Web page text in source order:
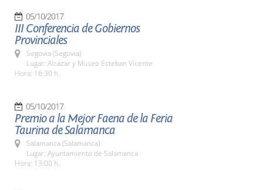
05/10/2017
III Conferencia de Gobiernos
Provinciales
Segovia (Segovia)
Lugar: Alcázar y Museo Esteban Vicente
Hora: 16:30 h.
05/10/2017
Premio a la Mejor Faena de la Feria
Taurina de Salamanca
Salamanca (Salamanca)
Lugar: Ayuntamiento de Salamanca
Hora: 13:00 h.